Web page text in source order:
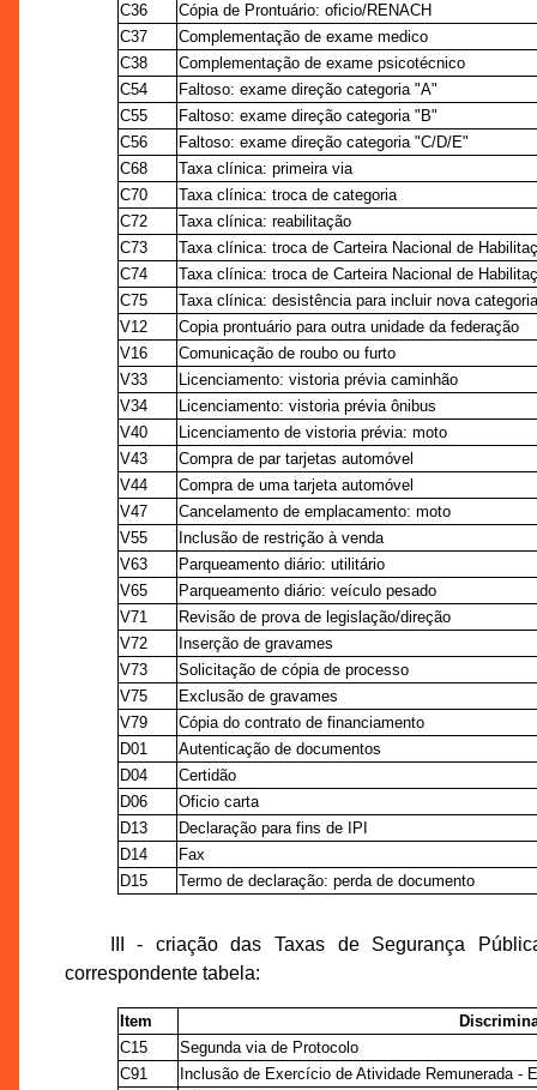
C36
Cópia de Prontuário: oficio/RENACH
C37
Complementação de exame medico
C38
Complementação de exame psicotécnico
C54
Faltoso: exame direção categoria "A"
C55
Faltoso: exame direção categoria "B"
C56
Faltoso: exame direção categoria "C/D/E"
C68
Taxa clínica: primeira via
C70
Taxa clínica: troca de categoria
C72
Taxa clínica: reabilitação
C73
Taxa clínica: troca de Carteira Nacional de
C74
Taxa clínica: troca de Carteira Nacional de
C75
Taxa clínica: desistência para incluir nova
V12
Copia prontuário para outra unidade da federação
V16
Comunicação de roubo ou furto
V33
Licenciamento: vistoria prévia caminhão
V34
Licenciamento: vistoria prévia ônibus
V40
Licenciamento de vistoria prévia: moto
V43
Compra de par tarjetas automóvel
V44
Compra de uma tarjeta automóvel
V47
Cancelamento de emplacamento: moto
V55
Inclusão de restrição à venda
V63
Parqueamento diário: utilitário
V65
Parqueamento diário: veículo pesado
V71
Revisão de prova de legislação/direção
V72
Inserção de gravames
V73
Solicitação de cópia de processo
V75
Exclusão de gravames
V79
Cópia do contrato de financiamento
D01
Autenticação de documentos
D04
Certidão
D06
Oficio carta
D13
Declaração para fins de IPI
D14
Fax
D15
Termo de declaração: perda de documento
III - criação das Taxas de Segurança
correspondente tabela:
Item
C15
Segunda via de Protocolo
C91
Inclusão de Exercício de Atividade Remunerada -